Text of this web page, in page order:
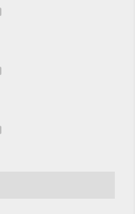
Bericht enthält keine
Bericht enthält keine
Bericht enthält keine